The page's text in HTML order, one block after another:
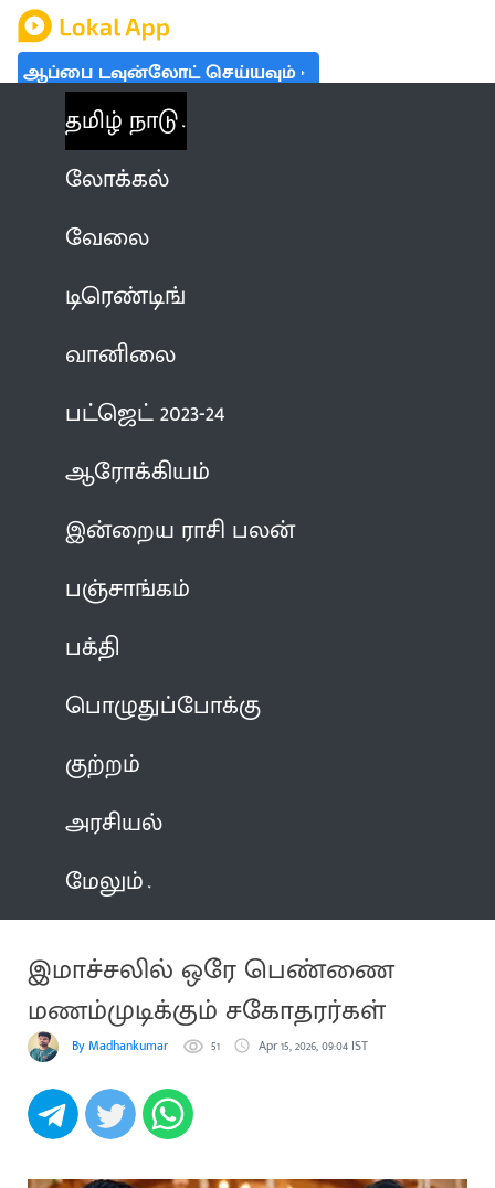
ஆப்பை டவுன்லோட் செய்யவும்
தமிழ் நாடு
லோக்கல்
வேலை
டிரெண்டிங்
வானிலை
பட்ஜெட் 2023-24
ஆரோக்கியம்
இன்றைய ராசி பலன்
பஞ்சாங்கம்
பக்தி
பொழுதுப்போக்கு
குற்றம்
அரசியல்
மேலும்
இமாச்சலில் ஒரே பெண்ணை
மணம்முடிக்கும் சகோதரர்கள்
By Madhankumar 51 Apr 15, 2026, 09:04 IST